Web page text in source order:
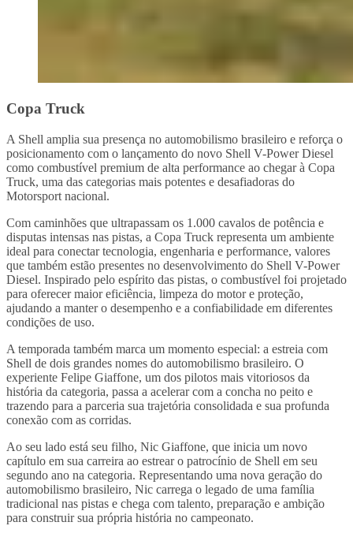
Copa Truck
A Shell amplia sua presença no automobilismo brasileiro e reforça o
posicionamento com o lançamento do novo Shell V-Power Diesel
como combustível premium de alta performance ao chegar à Copa
Truck, uma das categorias mais potentes e desafiadoras do
Motorsport nacional.
Com caminhões que ultrapassam os 1.000 cavalos de potência e
disputas intensas nas pistas, a Copa Truck representa um ambiente
ideal para conectar tecnologia, engenharia e performance, valores
que também estão presentes no desenvolvimento do Shell V-Power
Diesel. Inspirado pelo espírito das pistas, o combustível foi projetado
para oferecer maior eficiência, limpeza do motor e proteção,
ajudando a manter o desempenho e a confiabilidade em diferentes
condições de uso.
A temporada também marca um momento especial: a estreia com
Shell de dois grandes nomes do automobilismo brasileiro. O
experiente Felipe Giaffone, um dos pilotos mais vitoriosos da
história da categoria, passa a acelerar com a concha no peito e
trazendo para a parceria sua trajetória consolidada e sua profunda
conexão com as corridas.
Ao seu lado está seu filho, Nic Giaffone, que inicia um novo
capítulo em sua carreira ao estrear o patrocínio de Shell em seu
segundo ano na categoria. Representando uma nova geração do
automobilismo brasileiro, Nic carrega o legado de uma família
tradicional nas pistas e chega com talento, preparação e ambição
para construir sua própria história no campeonato.